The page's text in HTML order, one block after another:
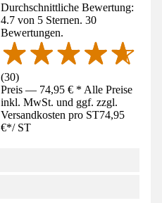
Durchschnittliche Bewertung:
4.7 von 5 Sternen. 30
Bewertungen.
(30)
Preis — 74,95 € * Alle Preise
inkl. MwSt. und ggf. zzgl.
Versandkosten pro ST74,95
€*/ ST